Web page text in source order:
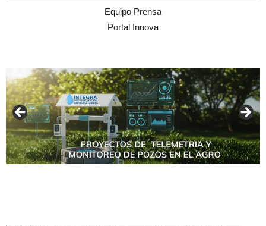
Equipo Prensa
Portal Innova